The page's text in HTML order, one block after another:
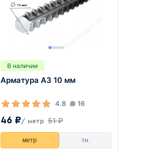
В наличии
Арматура А3 10 мм
4.8 16
46 ₽/ метр 51 ₽
метр тн.